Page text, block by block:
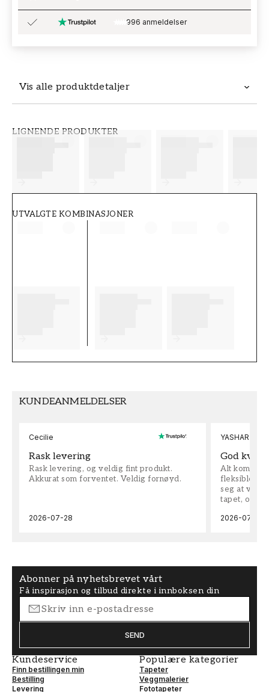
Vis alle produktdetaljer
LIGNENDE PRODUKTER
UTVALGTE KOMBINASJONER
996 anmeldelser
KUNDEANMELDELSER
Cecilie
Rask levering
Rask levering, og veldig fint produkt.
Akkurat som forventet. Veldig fornøyd.
2026-07-28
YASHAR
God
Alt kom
fleksible på
seg at vi
tapet, og
2026-07-04
Abonner på nyhetsbrevet vårt
Få inspirasjon og tilbud direkte i innboksen din
SEND
Kundeservice
Finn bestillingen min
Bestilling
Levering
Populære kategorier
Tapeter
Veggmalerier
Fototapeter